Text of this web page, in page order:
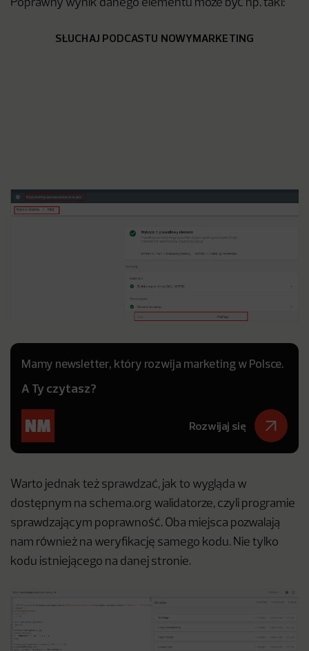
Poprawny wynik danego elementu może być np. taki:
SŁUCHAJ PODCASTU NOWYMARKETING
Mamy newsletter, który rozwija marketing w Polsce.
A Ty czytasz?
Rozwijaj się
Warto jednak też sprawdzać, jak to wygląda w
dostępnym na schema.org walidatorze, czyli programie
sprawdzającym poprawność. Oba miejsca pozwalają
nam również na weryfikację samego kodu. Nie tylko
kodu istniejącego na danej stronie.